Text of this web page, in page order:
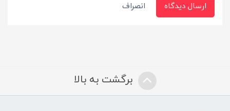
ارسال دیدگاه انصراف
برگشت به بالا